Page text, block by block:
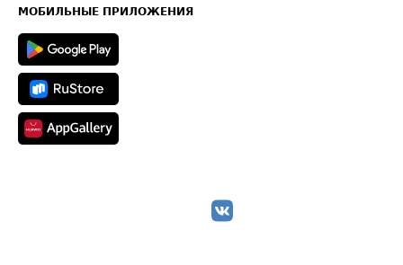
Техническая информация
МОБИЛЬНЫЕ ПРИЛОЖЕНИЯ